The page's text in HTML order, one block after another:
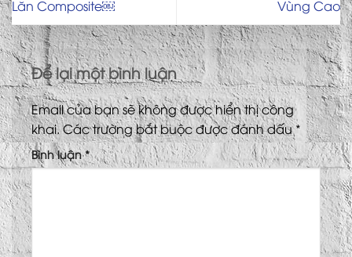
Lăn Composite￼
Vùng Cao
Để lại một bình luận
Email của bạn sẽ không được hiển thị công
khai.Các trường bắt buộc được đánh dấu*
Bình luận*